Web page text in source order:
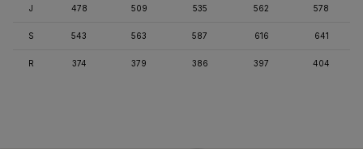
J 478 509 535 562 578
S 543 563 587 616 641
R 374 379 386 397 404